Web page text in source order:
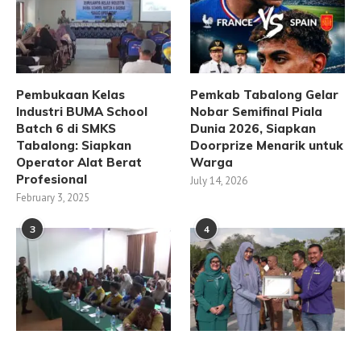
Pembukaan Kelas
Industri BUMA School
Batch 6 di SMKS
Tabalong: Siapkan
Operator Alat Berat
Profesional
February 3, 2025
Pemkab Tabalong Gelar
Nobar Semifinal Piala
Dunia 2026, Siapkan
Doorprize Menarik untuk
Warga
July 14, 2026
3 4